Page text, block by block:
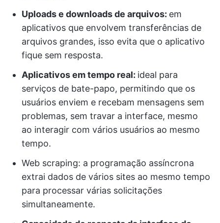
Uploads e downloads de arquivos: em
aplicativos que envolvem transferências de
arquivos grandes, isso evita que o aplicativo
fique sem resposta.
Aplicativos em tempo real: ideal para
serviços de bate-papo, permitindo que os
usuários enviem e recebam mensagens sem
problemas, sem travar a interface, mesmo
ao interagir com vários usuários ao mesmo
tempo.
Web scraping: a programação assíncrona
extrai dados de vários sites ao mesmo tempo
para processar várias solicitações
simultaneamente.